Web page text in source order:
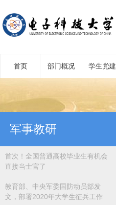
首页 部门概况 学生党建
军事教研
首次！全国普通高校毕业生有机会
直接当士官了
教育部、中央军委国防动员部发
文，部署2020年大学生征兵工作